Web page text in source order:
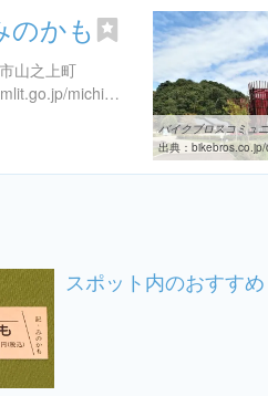
のかも
山之上町
https://www.cbr.mlit.go.jp/michinoeki/gifu/gifu35.html
バイクブロスコミュ
出典： bikebros.co.jp/community/
スポット内のおすすめ